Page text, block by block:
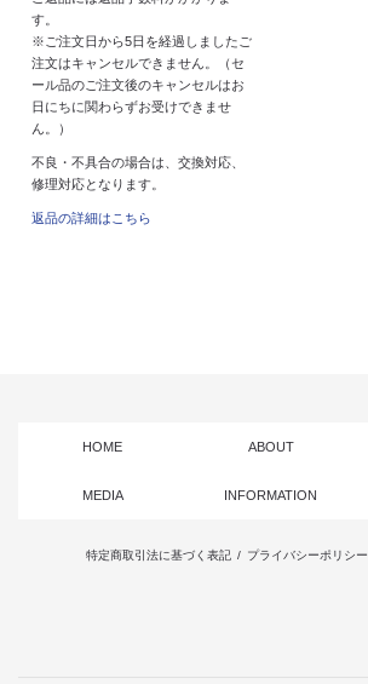
す。
※ご注文日から5日を経過しましたご
注文はキャンセルできません。（セ
ール品のご注文後のキャンセルはお
日にちに関わらずお受けできませ
ん。）
不良・不具合の場合は、交換対応、
修理対応となります。
返品の詳細はこちら
HOME ABOUT
MEDIA INFORMATION
特定商取引法に基づく表記 / プライバシーポリシー